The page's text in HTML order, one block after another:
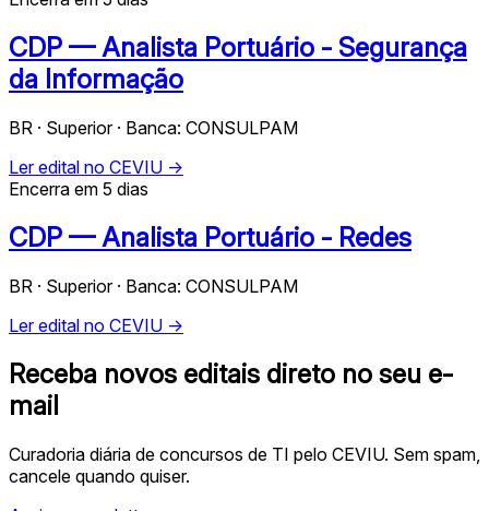
CDP — Analista Portuário - Segurança
da Informação
BR · Superior · Banca: CONSULPAM
Ler edital no CEVIU →
Encerra em 5 dias
CDP — Analista Portuário - Redes
BR · Superior · Banca: CONSULPAM
Ler edital no CEVIU →
Receba novos editais direto no seu e-
mail
Curadoria diária de concursos de TI pelo CEVIU. Sem spam,
cancele quando quiser.